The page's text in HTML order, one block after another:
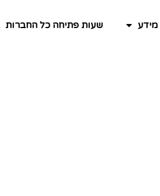
מידע שעות פתיחה כל החברות